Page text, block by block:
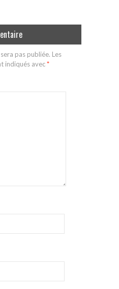
pas publiée. Les
indiqués avec*